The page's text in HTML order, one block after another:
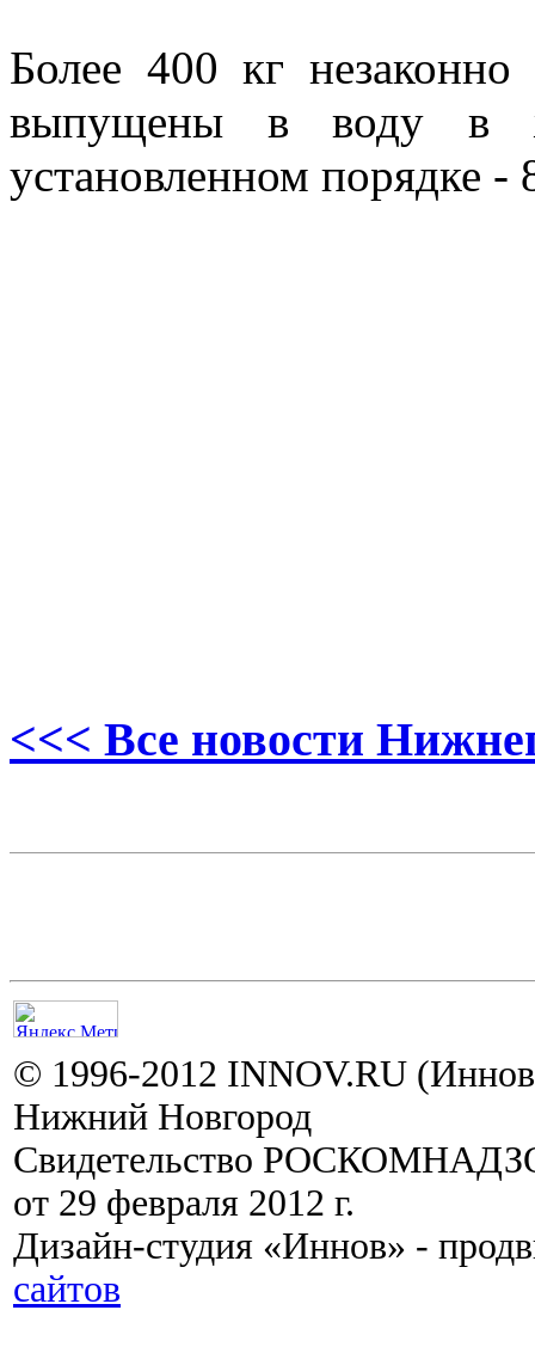
Более 400 кг
выпущены в воду в
установленном порядке -
<<< Все новости
© 1996-2012 INNOV.RU
Нижний Новгород
Свидетельство
от 29 февраля 2012 г.
Дизайн-студия «Иннов» -
сайтов